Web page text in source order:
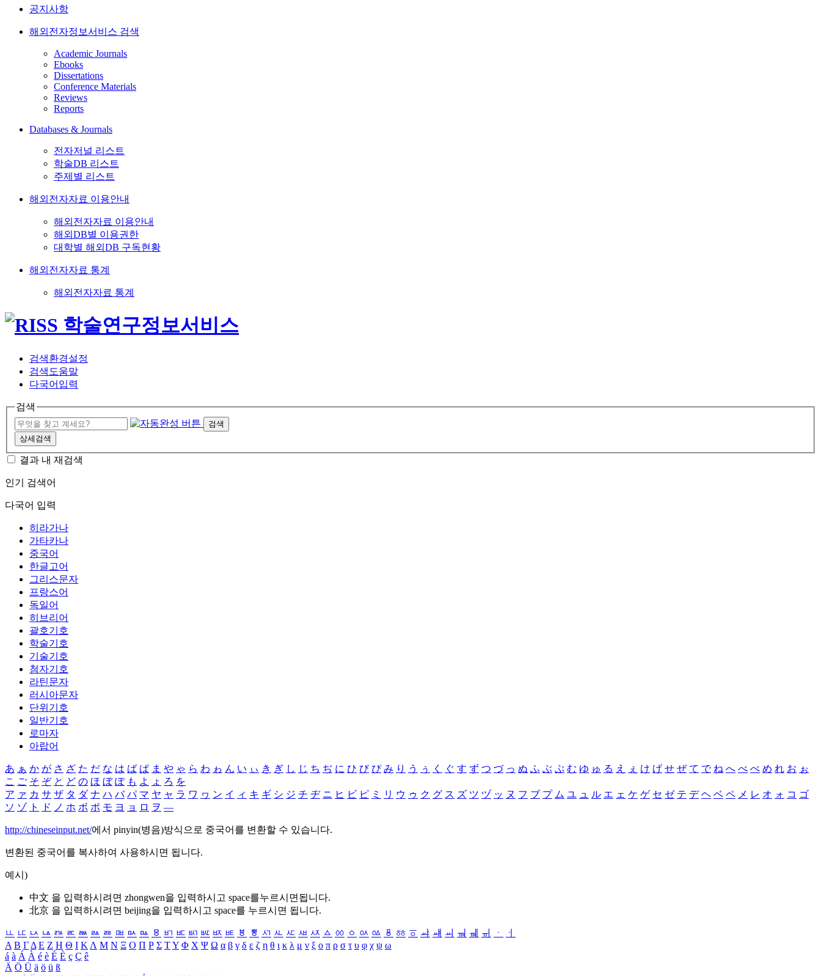
공지사항
해외전자정보서비스 검색
Academic Journals
Ebooks
Dissertations
Conference Materials
Reviews
Reports
Databases & Journals
전자저널 리스트
학술DB 리스트
주제별 리스트
해외전자자료 이용안내
해외전자자료 이용안내
해외DB별 이용권한
대학별 해외DB 구독현황
해외전자자료 통계
해외전자자료 통계
검색환경설정
검색도움말
다국어입력
검색
검색
상세검색
결과 내 재검색
인기 검색어
다국어 입력
히라가나
가타카나
중국어
한글고어
그리스문자
프랑스어
독일어
히브리어
괄호기호
학술기호
기술기호
첨자기호
라틴문자
러시아문자
단위기호
일반기호
로마자
아랍어
あ ぁ か が さ ざ た だ な は ば ぱ ま や ゃ ら わ ゎ ん い ぃ き ぎ し じ ち ぢ に ひ び ぴ み り う ぅ く ぐ す ず つ づ っ ぬ ふ ぶ ぷ む ゆ ゅ る え ぇ け げ せ ぜ て で ね へ べ ぺ め れ お ぉ
こ ご そ ぞ と ど の ほ ぼ ぽ も よ ょ ろ を
ア ァ カ サ ザ タ ダ ナ ハ バ パ マ ヤ ャ ラ ワ ヮ ン イ ィ キ ギ シ ジ チ ヂ ニ ヒ ビ ピ ミ リ ウ ゥ ク グ ス ズ ツ ヅ ッ ヌ フ ブ プ ム ユ ュ ル エ ェ ケ ゲ セ ゼ テ デ ヘ ベ ペ メ レ オ ォ コ ゴ
ソ ゾ ト ド ノ ホ ボ ポ モ ヨ ョ ロ ヲ ―
http://chineseinput.net/에서 pinyin(병음)방식으로 중국어를 변환할 수 있습니다.
변환된 중국어를 복사하여 사용하시면 됩니다.
예시)
中文 을 입력하시려면 zhongwen을 입력하시고 space를누르시면됩니다.
北京 을 입력하시려면 beijing을 입력하시고 space를 누르시면 됩니다.
ㅥ ㅦ ㅧ ㅨ ㅩ ㅪ ㅫ ㅬ ㅭ ㅮ ㅯ ㅰ ㅱ ㅲ ㅳ ㅴ ㅵ ㅶ ㅷ ㅸ ㅹ ㅺ ㅻ ㅼ ㅽ ㅾ ㅿ ㆀ ㆁ ㆂ ㆃ ㆄ ㆅ ㆆ ㆇ ㆈ ㆉ ㆊ ㆋ ㆌ ㆍ
ㆎ
Α Β ΓΔ Ε Ζ Η Θ Ι ΚΛ Μ Ν Ξ Ο Π Ρ Σ ΤΥ Φ Χ Ψ Ω α β γ δ ε ζ η θ ι κ λ μ ν ξ ο π ρ σ τ υ φ χ ψ ω
á à Á À é è É È ç Ç ê
Ä Ö Ü ä ö ü ß